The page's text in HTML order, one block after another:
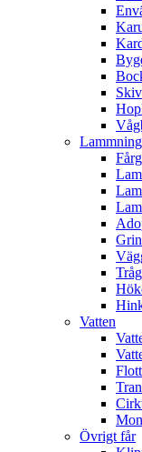
Tråg
Vatten
Övrigt får